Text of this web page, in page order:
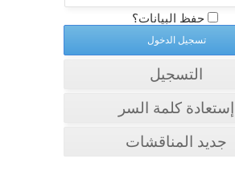
حفظ البيانات؟
التسجيل
إستعادة كلمة السر
جديد المناقشات